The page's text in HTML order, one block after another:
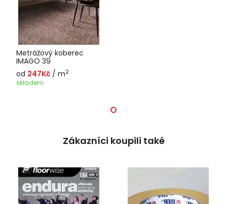
Metrážový koberec
IMAGO 39
od 247Kč / m2
skladem
Zákazníci koupili také